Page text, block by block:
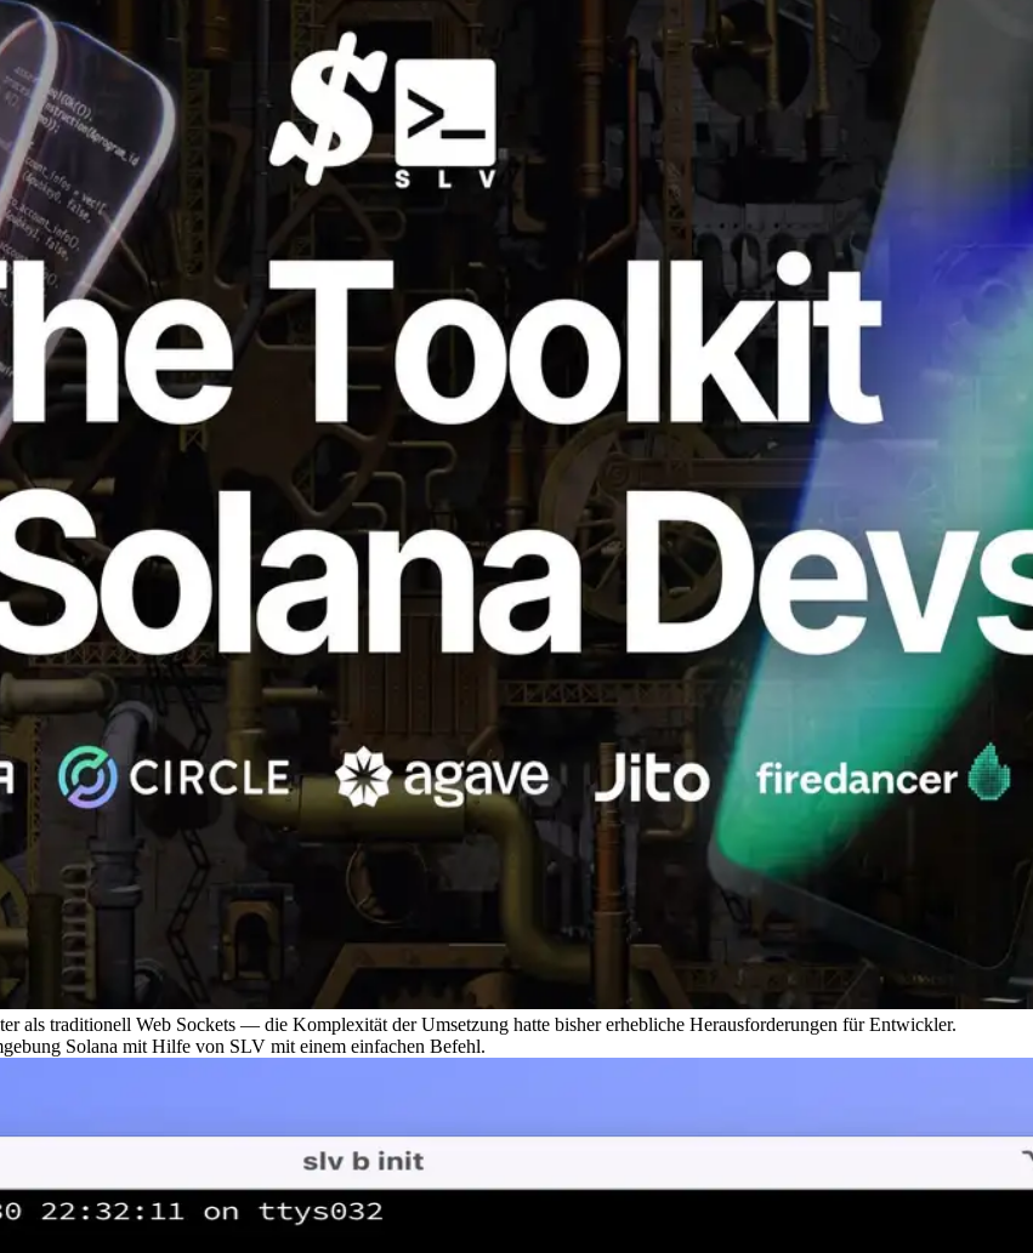
als traditionell Web Sockets — die Komplexität der Umsetzung hatte bisher erhebliche Herausforderungen für Entwickler.
Solana mit Hilfe von SLV mit einem einfachen Befehl.